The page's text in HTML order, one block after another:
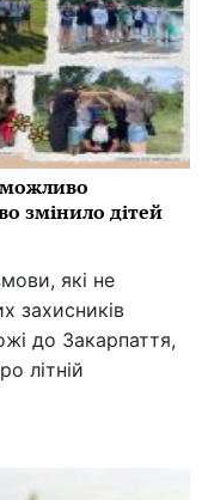
змінило дітей
які не
захисників
до Закарпаття,
літній